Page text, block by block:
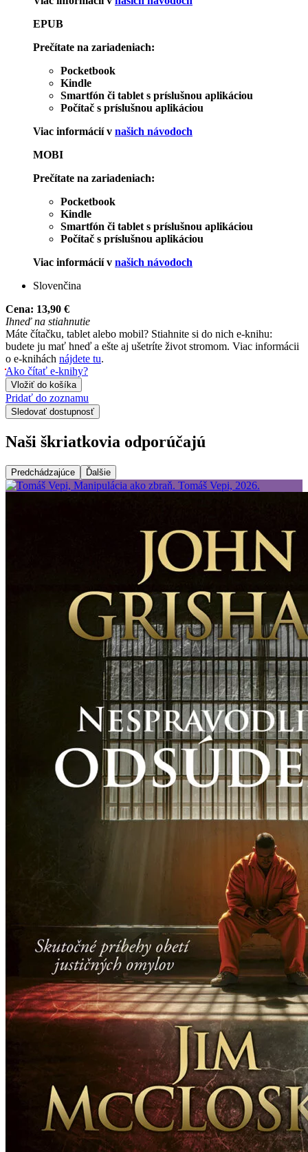
EPUB
Prečítate na zariadeniach:
Pocketbook
Kindle
Smartfón či tablet s príslušnou aplikáciou
Počítač s príslušnou aplikáciou
Viac informácií v našich návodoch
MOBI
Prečítate na zariadeniach:
Pocketbook
Kindle
Smartfón či tablet s príslušnou aplikáciou
Počítač s príslušnou aplikáciou
Viac informácií v našich návodoch
Slovenčina
Cena: 13,90 €
Ihneď na stiahnutie
Máte čítačku, tablet alebo mobil? Stiahnite si do nich e-knihu:
budete ju mať hneď a ešte aj ušetríte život stromom. Viac informácii
o e-knihách nájdete tu.
Ako čítať e-knihy?
Vložiť do košíka
Pridať do zoznamu
Sledovať dostupnosť
Naši škriatkovia odporúčajú
Predchádzajúce Ďalšie